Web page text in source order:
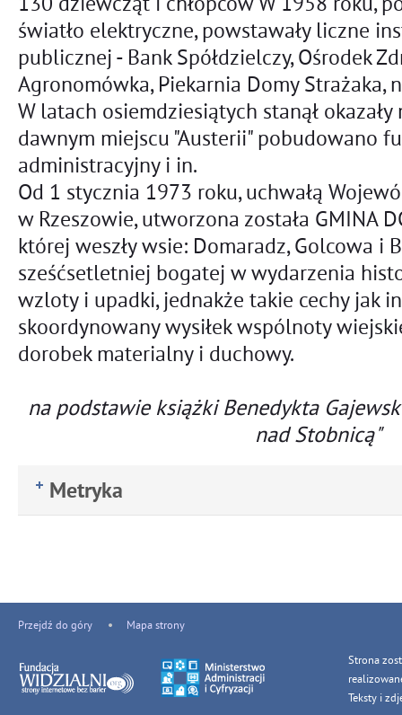
światło elektryczne, powstawały liczne
publicznej - Bank Spółdzielczy, Ośrodek
Agronomówka, Piekarnia Domy Strażaka,
W latach osiemdziesiątych stanął okazały
dawnym miejscu "Austerii" pobudowano
administracyjny i in.
Od 1 stycznia 1973 roku, uchwałą
w Rzeszowie, utworzona została GMINA
której weszły wsie: Domaradz, Golcowa i
sześćsetletniej bogatej w wydarzenia
wzloty i upadki, jednakże takie cechy jak
skoordynowany wysiłek wspólnoty
dorobek materialny i duchowy.
na podstawie książki Benedykta
nad Stobnicą"
Metryka
Przejdź do góry Mapa strony
Strona
Teksty i